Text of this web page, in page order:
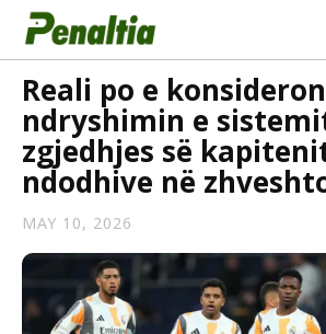
Reali po e konsideron
ndryshimin e
zgjedhjes së
ndodhive në
MAY 10, 2026